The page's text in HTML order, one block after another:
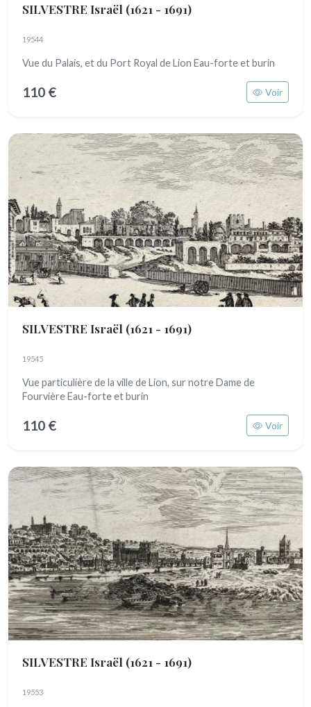
SILVESTRE Israël (1621 - 1691)
19544
Vue du Palais, et du Port Royal de Lion Eau-forte et burin
110 € Voir
SILVESTRE Israël (1621 - 1691)
19545
Vue particulière de la ville de Lion, sur notre Dame de
Fourvière Eau-forte et burin
110 € Voir
SILVESTRE Israël (1621 - 1691)
19553